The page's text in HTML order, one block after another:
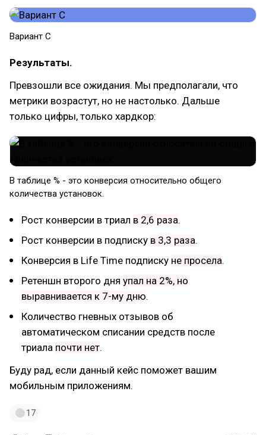
​Вариант С
Результаты.
Превзошли все ожидания. Мы предполагали, что
метрики возрастут, но не настолько. Дальше
только цифры, только хардкор:
​В таблице % - это конверсия относительно общего
количества установок.
Рост конверсии в триал в 2,6 раза.
Рост конверсии в подписку в 3,3 раза.
Конверсия в Life Time подписку не просела.
Ретеншн второго дня упал на 2%, но
выравнивается к 7-му дню.
Количество гневных отзывов об
автоматическом списании средств после
триала почти нет.
Буду рад, если данный кейс поможет вашим
мобильным приложениям.
17